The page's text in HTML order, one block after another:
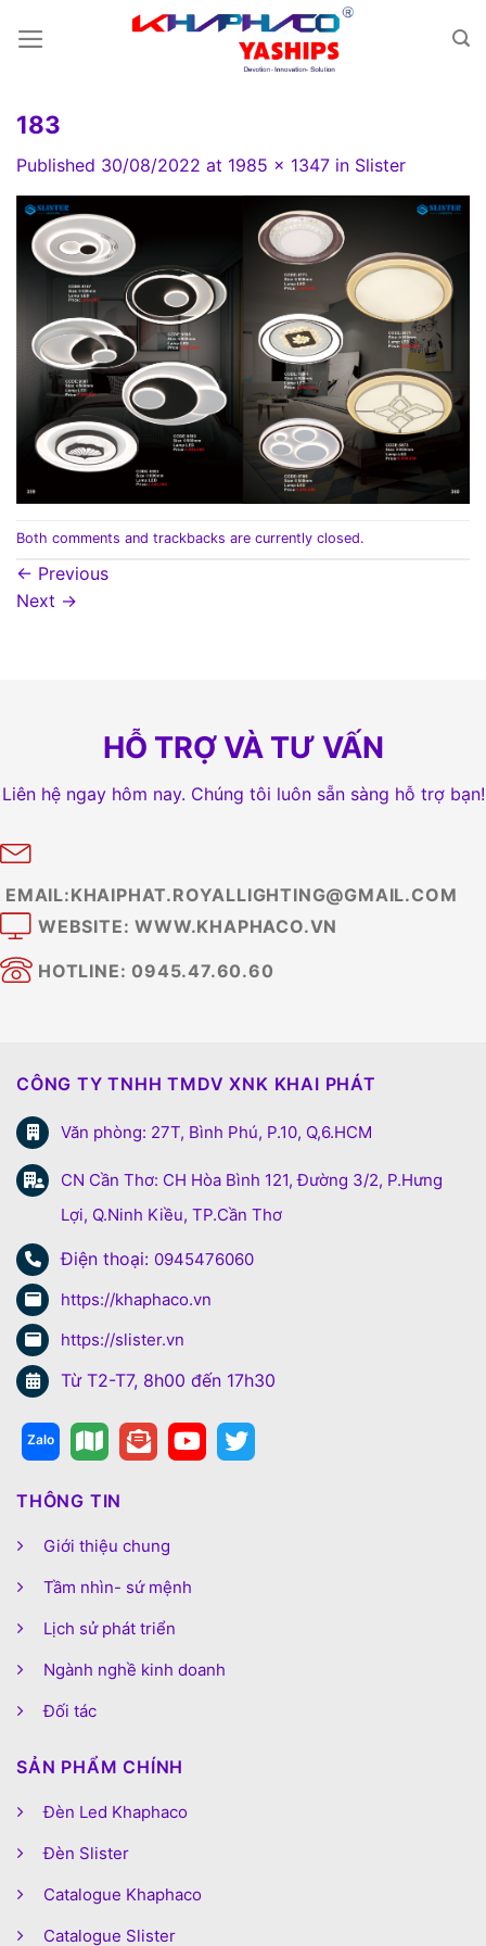
183
Published 30/08/2022 at 1985 × 1347 in Slister
Both comments and trackbacks are currently closed.
← Previous
Next →
HỖ TRỢ VÀ TƯ VẤN
Liên hệ ngay hôm nay. Chúng tôi luôn sẵn sàng hỗ trợ bạn!
EMAIL:KHAIPHAT.ROYALLIGHTING@GMAIL.COM
WEBSITE: WWW.KHAPHACO.VN
HOTLINE: 0945.47.60.60
CÔNG TY TNHH TMDV XNK KHAI PHÁT
Văn phòng: 27T, Bình Phú, P.10, Q,6.HCM
CN Cần Thơ: CH Hòa Bình 121, Đường 3/2, P.Hưng
Lợi, Q.Ninh Kiều, TP.Cần Thơ
Điện thoại: 0945476060
https://khaphaco.vn
https://slister.vn
Từ T2-T7, 8h00 đến 17h30
THÔNG TIN
Giới thiệu chung
Tầm nhìn- sứ mệnh
Lịch sử phát triển
Ngành nghề kinh doanh
Đối tác
SẢN PHẨM CHÍNH
Đèn Led Khaphaco
Đèn Slister
Catalogue Khaphaco
Catalogue Slister